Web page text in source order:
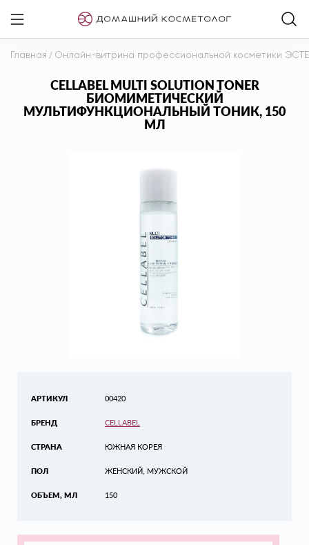
Главная / Онлайн-витрина профессиональной косметики
CELLABEL MULTI SOLUTION TONER
БИОМИМЕТИЧЕСКИЙ
МУЛЬТИФУНКЦИОНАЛЬНЫЙ ТОНИК, 150
МЛ
АРТИКУЛ
БРЕНД
СТРАНА
ПОЛ
ОБЪЕМ, МЛ
00420
CELLABEL
ЮЖНАЯ КОРЕЯ
ЖЕНСКИЙ, МУЖСКОЙ
150